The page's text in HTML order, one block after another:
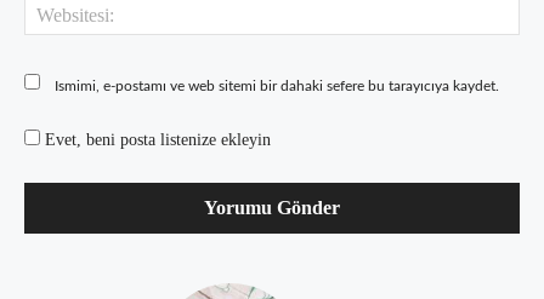
Ismimi, e-postamı ve web sitemi bir dahaki sefere bu tarayıcıya kaydet.
Evet, beni posta listenize ekleyin